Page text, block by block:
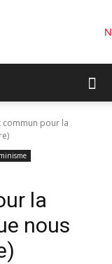
commun pour la
la
nous